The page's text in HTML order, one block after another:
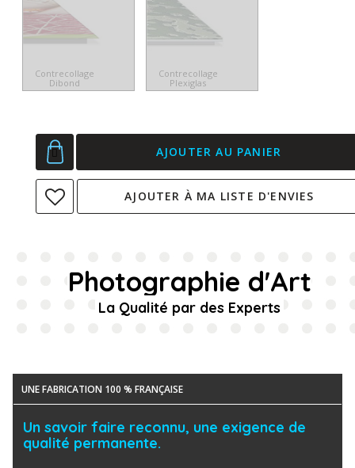
Contrecollage
Dibond
Contrecollage
Plexiglas
AJOUTER AU PANIER
AJOUTER À MA LISTE D'ENVIES
Photographie d'Art
La Qualité par des Experts
UNE FABRICATION 100 % FRANÇAISE
Un savoir faire reconnu, une exigence de
qualité permanente.